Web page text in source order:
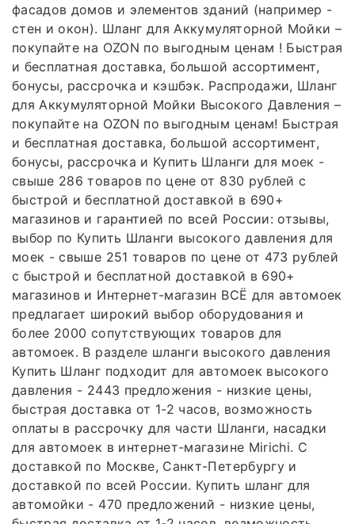
фасадов домов и элементов зданий (например -
стен и окон). Шланг для Аккумуляторной Мойки –
покупайте на OZON по выгодным ценам ! Быстрая
и бесплатная доставка, большой ассортимент,
бонусы, рассрочка и кэшбэк. Распродажи, Шланг
для Аккумуляторной Мойки Высокого Давления –
покупайте на OZON по выгодным ценам! Быстрая
и бесплатная доставка, большой ассортимент,
бонусы, рассрочка и Купить Шланги для моек -
свыше 286 товаров по цене от 830 рублей с
быстрой и бесплатной доставкой в 690+
магазинов и гарантией по всей России: отзывы,
выбор по Купить Шланги высокого давления для
моек - свыше 251 товаров по цене от 473 рублей
с быстрой и бесплатной доставкой в 690+
магазинов и Интернет-магазин ВСЁ для автомоек
предлагает широкий выбор оборудования и
более 2000 сопутствующих товаров для
автомоек. В разделе шланги высокого давления
Купить Шланг подходит для автомоек высокого
давления - 2443 предложения - низкие цены,
быстрая доставка от 1-2 часов, возможность
оплаты в рассрочку для части Шланги, насадки
для автомоек в интернет-магазине Mirichi. С
доставкой по Москве, Санкт-Петербургу и
доставкой по всей России. Купить шланг для
автомойки - 470 предложений - низкие цены,